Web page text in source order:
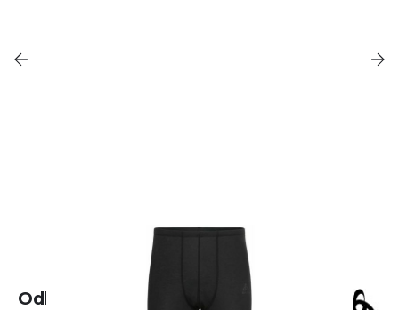
Odlo Active Warm Bottom Long